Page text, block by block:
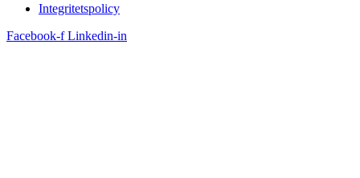
Integritetspolicy
Facebook-f Linkedin-in